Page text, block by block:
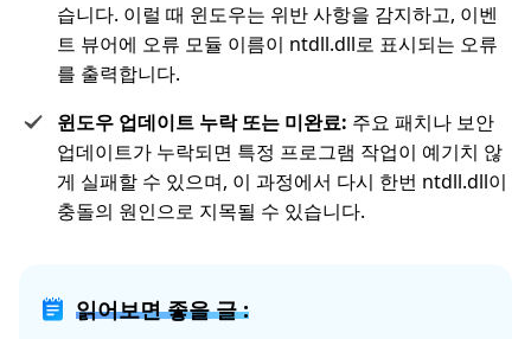
습니다. 이럴 때 윈도우는 위반 사항을 감지하고, 이벤
트 뷰어에 오류 모듈 이름이 ntdll.dll로 표시되는 오류
를 출력합니다.
윈도우 업데이트 누락 또는 미완료: 주요 패치나 보안
업데이트가 누락되면 특정 프로그램 작업이 예기치 않
게 실패할 수 있으며, 이 과정에서 다시 한번 ntdll.dll이
충돌의 원인으로 지목될 수 있습니다.
읽어보면 좋을 글 :